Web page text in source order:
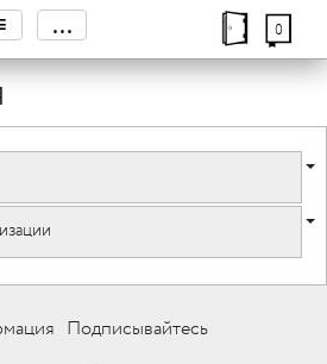
... 0
Подписывайтесь